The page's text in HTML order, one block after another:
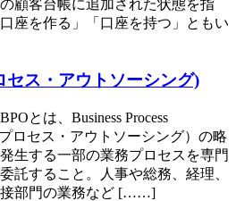
顧客台帳に追加された状態を指
座を作る」「口座を持つ」ともい
セス・アウトソーシング)
とは、Business Process
ロセス・アウトソーシング）の略
生する一部の業務プロセスを専門
託すること。人事や総務、経理、
接部門の業務など [……]